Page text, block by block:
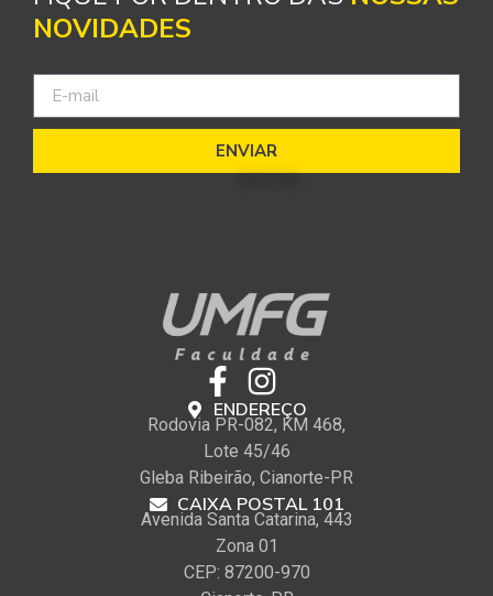
NOVIDADES
ENVIAR
ENDEREÇO
Rodovia PR-082, KM 468,
Lote 45/46
Gleba Ribeirão, Cianorte-PR
CAIXA POSTAL 101
Avenida Santa Catarina, 443
Zona 01
CEP: 87200-970